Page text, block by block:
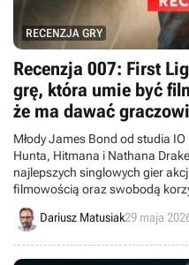
RECENZJA GRY
Recenzja 007: First
grę, która umie być
że ma dawać
Młody James Bond od studia
Hunta, Hitmana i Nathana
najlepszych singlowych gier
filmowością oraz swobodą
Dariusz Matusiak29 maja